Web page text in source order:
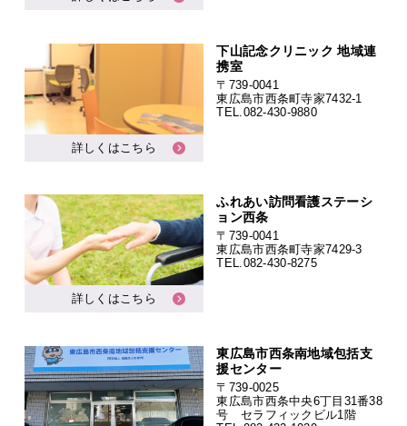
詳しくはこちら
下山記念クリニック 地域連
携室
〒739-0041
東広島市西条町寺家7432-1
TEL. 082-430-9880
詳しくはこちら
ふれあい訪問看護ステーシ
ョン西条
〒739-0041
東広島市西条町寺家7429-3
TEL.082-430-8275
東広島市西条南地域包括支
援センター
〒739-0025
東広島市西条中央6丁目31番38
号 セラフィックビル1階